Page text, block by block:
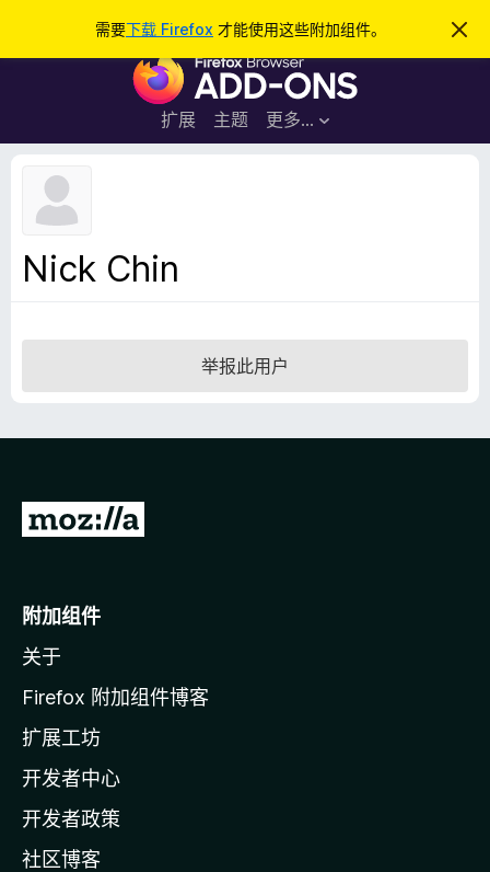
需要下载 Firefox 才能使用这些附加组件。
忽
此
F
r
e
加
组
扩展 主题 更多…
登录
Nick Chin
举报此用户
转
o
i
l
a
主
页
附加组件
关于
Firefox 附加组件博客
扩展工坊
开发者中心
开发者政策
社区博客